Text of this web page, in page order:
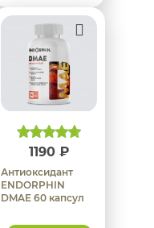
1190 ₽
Антиоксидант
ENDORPHIN
DMAE 60 капсул